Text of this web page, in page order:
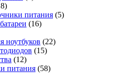
питания (5)
(16)
ноутбуков (22)
(15)
(12)
питания (58)